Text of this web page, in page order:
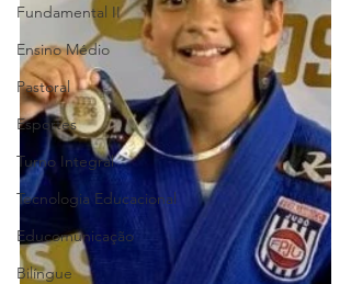
Fundamental II
Ensino Médio
Pastoral
Esportes
Turno Integral
Tecnologia Educacional
Educomunicação
Bilíngue